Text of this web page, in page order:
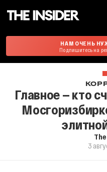
НАМ ОЧЕНЬ
Подпишитесь на
Главное — кто
3